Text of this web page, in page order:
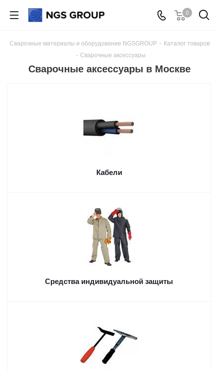
0
Сварочные материалы и оборудование NGSGROUP - Каталог товаров
- Сварочные аксессуары
Сварочные аксессуары в Москве
Кабели
Средства индивидуальной защиты